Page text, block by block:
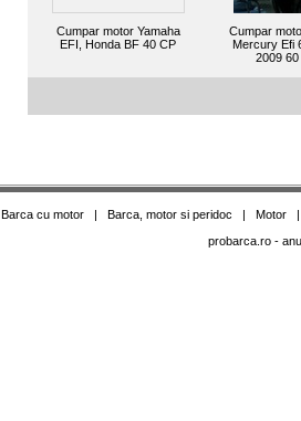
Cumpar motor Yamaha
EFI, Honda BF 40 CP
Cumpar
Mercury Efi
2009 60
Barca cu motor| Barca, motor si peridoc | Motor
probarca.ro-